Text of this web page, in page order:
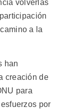
volverlas
a la
han
creación de
para
por